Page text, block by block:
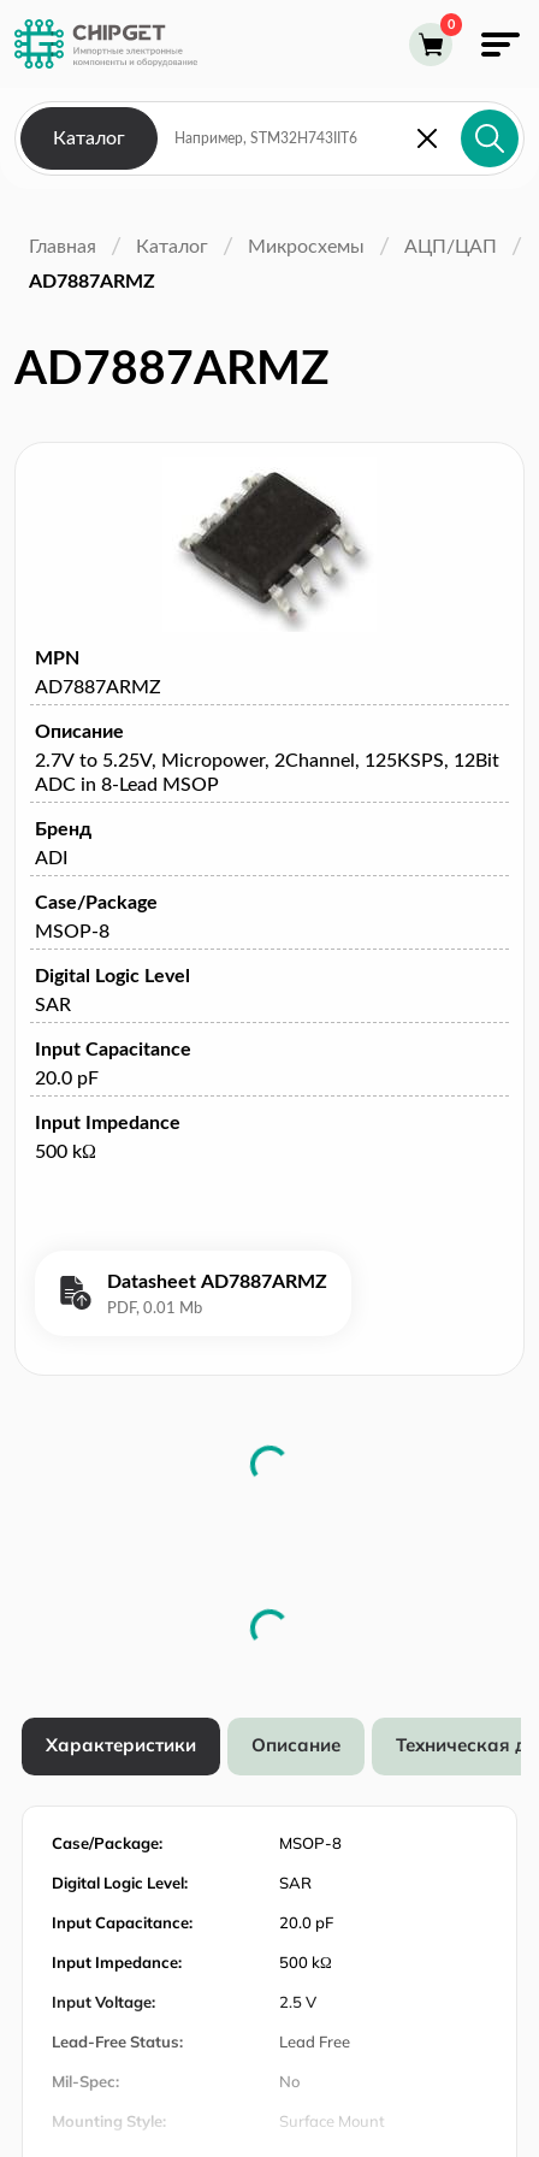
Каталог
Главная Каталог Микросхемы
АЦП/ЦАП
AD7887ARMZ
AD7887ARMZ
MPN
AD7887ARMZ
Описание
2.7V to 5.25V, Micropower, 2Channel, 125KSPS, 12Bit
ADC in 8-Lead MSOP
Бренд
ADI
Case/Package
MSOP-8
Digital Logic Level
SAR
Input Capacitance
20.0 pF
Input Impedance
500 kΩ
Datasheet AD7887ARMZ
Характеристики Описание Техническая
Case/Package: MSOP-8
Digital Logic Level: SAR
Input Capacitance: 20.0 pF
Input Impedance: 500 kΩ
Input Voltage: 2.5 V
Lead-Free Status: Lead Free
Mil-Spec: No
Mounting Style: Surface Mount